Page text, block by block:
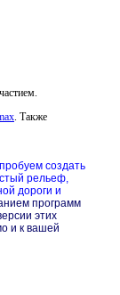
. Также
создать
рельеф,
дороги и
программ
этих
и к вашей